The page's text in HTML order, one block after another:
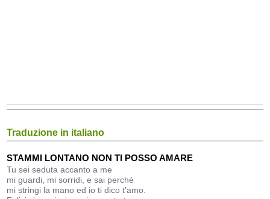
Traduzione in italiano
STAMMI LONTANO NON TI POSSO AMARE
Tu sei seduta accanto a me
mi guardi, mi sorridi, e sai perchè
mi stringi la mano ed io ti dico t'amo.